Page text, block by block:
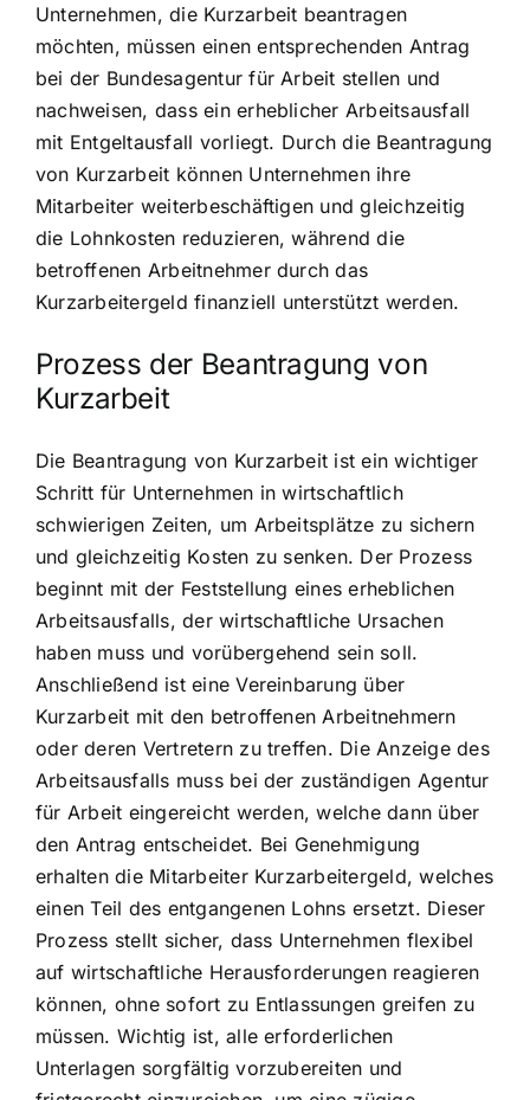
Unternehmen, die Kurzarbeit beantragen
möchten, müssen einen entsprechenden Antrag
bei der Bundesagentur für Arbeit stellen und
nachweisen, dass ein erheblicher Arbeitsausfall
mit Entgeltausfall vorliegt. Durch die Beantragung
von Kurzarbeit können Unternehmen ihre
Mitarbeiter weiterbeschäftigen und gleichzeitig
die Lohnkosten reduzieren, während die
betroffenen Arbeitnehmer durch das
Kurzarbeitergeld finanziell unterstützt werden.
Prozess der Beantragung von
Kurzarbeit
Die Beantragung von Kurzarbeit ist ein wichtiger
Schritt für Unternehmen in wirtschaftlich
schwierigen Zeiten, um Arbeitsplätze zu sichern
und gleichzeitig Kosten zu senken. Der Prozess
beginnt mit der Feststellung eines erheblichen
Arbeitsausfalls, der wirtschaftliche Ursachen
haben muss und vorübergehend sein soll.
Anschließend ist eine Vereinbarung über
Kurzarbeit mit den betroffenen Arbeitnehmern
oder deren Vertretern zu treffen. Die Anzeige des
Arbeitsausfalls muss bei der zuständigen Agentur
für Arbeit eingereicht werden, welche dann über
den Antrag entscheidet. Bei Genehmigung
erhalten die Mitarbeiter Kurzarbeitergeld, welches
einen Teil des entgangenen Lohns ersetzt. Dieser
Prozess stellt sicher, dass Unternehmen flexibel
auf wirtschaftliche Herausforderungen reagieren
können, ohne sofort zu Entlassungen greifen zu
müssen. Wichtig ist, alle erforderlichen
Unterlagen sorgfältig vorzubereiten und